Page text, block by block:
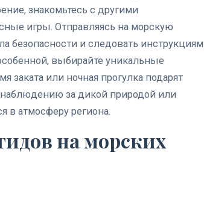
знакомьтесь с другими
игры. Отправляясь на морскую
безопасности и следовать инструкциям
выбирайте уникальные
заката или ночная прогулка подарят
за дикой природой или
в атмосферу региона.
на морских